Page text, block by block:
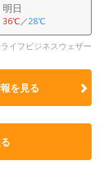
明日
36℃／28℃
イフビジネスウェザー
を見る